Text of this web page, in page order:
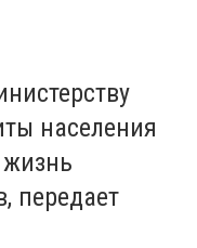
населения
жизнь
передает